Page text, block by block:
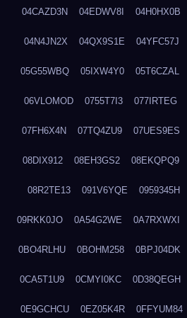
04CAZD3N 04EDWV8I 04H0HX0B
04N4JN2X 04QX9S1E 04YFC57J
05G55WBQ 05IXW4Y0 05T6CZAL
06VLOMOD 0755T7I3 077IRTEG
07FH6X4N 07TQ4ZU9 07UES9ES
08DIX912 08EH3GS2 08EKQPQ9
08R2TE13 091V6YQE 0959345H
09RKK0JO 0A54G2WE 0A7RXWXI
0BO4RLHU 0BOHM258 0BPJ04DK
0CA5T1U9 0CMYI0KC 0D38QEGH
0E9GCHCU 0EZ05K4R 0FFYUM84